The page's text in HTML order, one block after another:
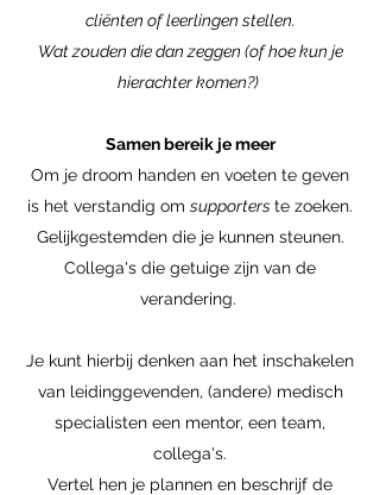
cliënten of leerlingen stellen.
Wat zouden die dan zeggen (of hoe kun je
hierachter komen?)
Samen bereik je meer
Om je droom handen en voeten te geven
is het verstandig om supporterste zoeken.
Gelijkgestemden die je kunnen steunen.
Collega's die getuige zijn van de
verandering.
Je kunt hierbij denken aan het inschakelen
van leidinggevenden, (andere) medisch
specialisten een mentor, een team,
collega's.
Vertel hen je plannen en beschrijf de